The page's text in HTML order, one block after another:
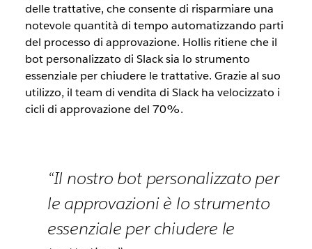
delle trattative, che consente di risparmiare una
notevole quantità di tempo automatizzando parti
del processo di approvazione. Hollis ritiene che il
bot personalizzato di Slack sia lo strumento
essenziale per chiudere le trattative. Grazie al suo
utilizzo, il team di vendita di Slack ha velocizzato i
cicli di approvazione del 70%.
“Il nostro bot personalizzato per
le approvazioni è lo strumento
essenziale per chiudere le